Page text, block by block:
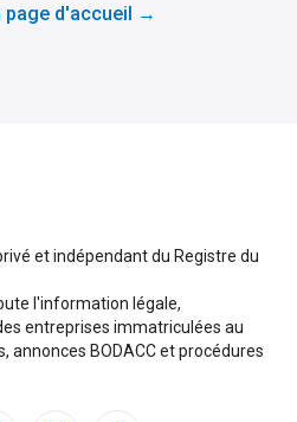
page d'accueil →
et indépendant du Registre du
l'information légale,
entreprises immatriculées au
annonces BODACC et procédures